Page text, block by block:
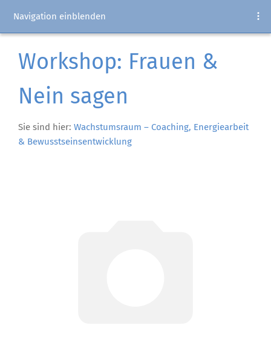
Navigation einblenden
Workshop: Frauen &
Nein sagen
Sie sind hier: Wachstumsraum – Coaching, Energiearbeit
& Bewusstseinsentwicklung